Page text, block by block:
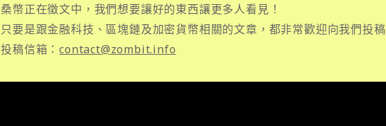
桑幣正在徵文中，我們想要讓好的東西讓更多人看見！
只要是跟金融科技、區塊鏈及加密貨幣相關的文章，都非常歡迎向我們投稿
投稿信箱：contact@zombit.info